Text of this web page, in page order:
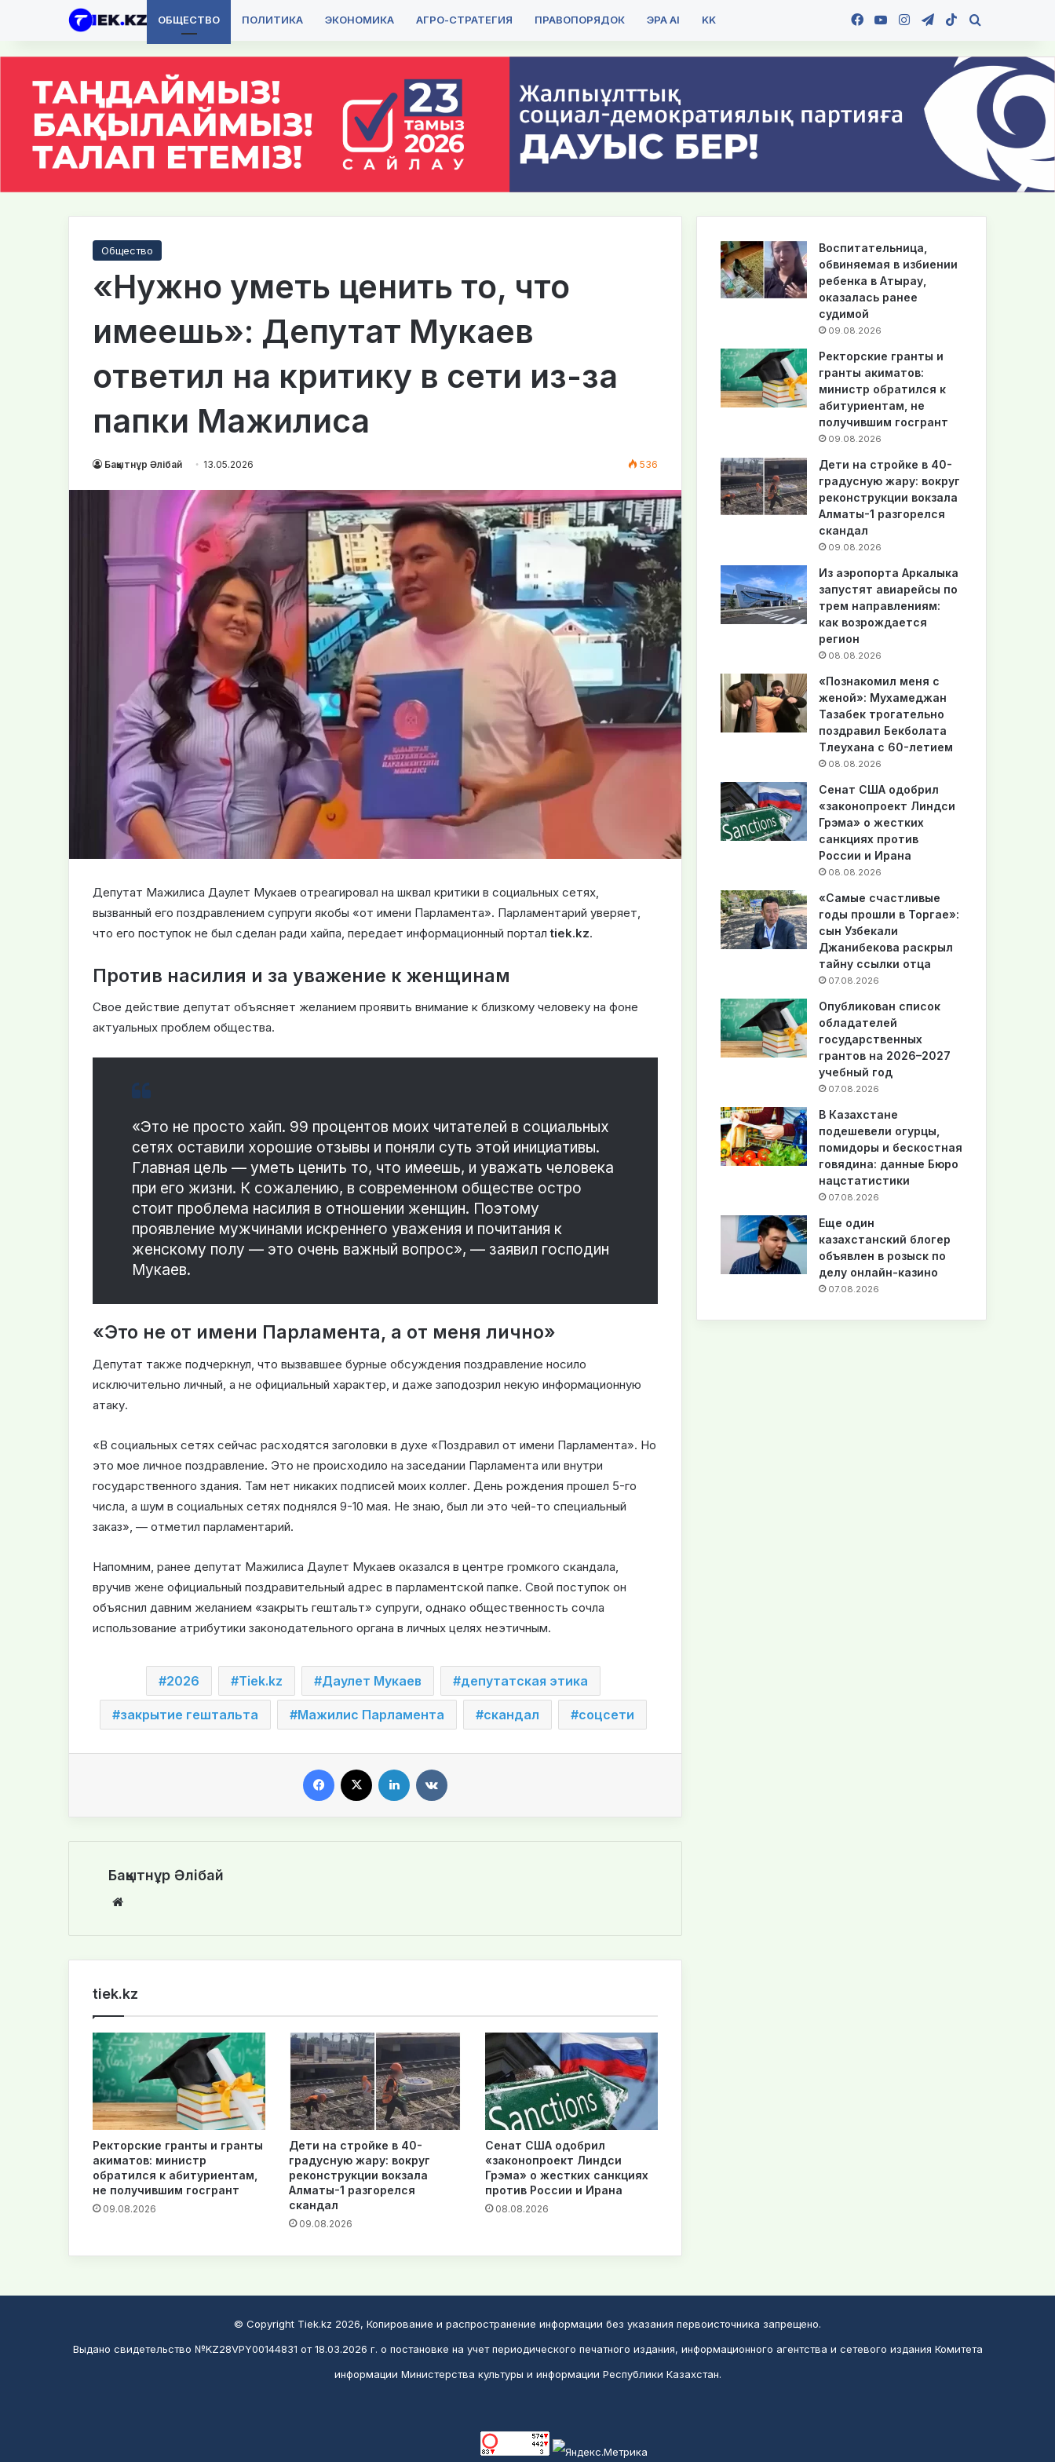
ОБЩЕСТВО ПОЛИТИКА ЭКОНОМИКА АГРО-СТРАТЕГИЯ ПРАВОПОРЯДОК ЭРА AI KK Facebook
YouTubeInstagramTelegram
TikTok
Общество
«Нужно уметь ценить то, что
имеешь»: Депутат Мукаев
ответил на критику в сети из-за
папки Мажилиса
Бақытнұр Әлібай 13.05.2026 536
Депутат Мажилиса Даулет Мукаев отреагировал на шквал критики в социальных сетях,
вызванный его поздравлением супруги якобы «от имени Парламента». Парламентарий уверяет,
что его поступок не был сделан ради хайпа, передает информационный порталtiek.kz.
Против насилия и за уважение к женщинам
Свое действие депутат объясняет желанием проявить внимание к близкому человеку на фоне
актуальных проблем общества.
«Это не просто хайп. 99 процентов моих читателей в социальных
сетях оставили хорошие отзывы и поняли суть этой инициативы.
Главная цель — уметь ценить то, что имеешь, и уважать человека
при его жизни. К сожалению, в современном обществе остро
стоит проблема насилия в отношении женщин. Поэтому
проявление мужчинами искреннего уважения и почитания к
женскому полу — это очень важный вопрос», — заявил господин
Мукаев.
«Это не от имени Парламента, а от меня лично»
Депутат также подчеркнул, что вызвавшее бурные обсуждения поздравление носило
исключительно личный, а не официальный характер, и даже заподозрил некую информационную
атаку.
«В социальных сетях сейчас расходятся заголовки в духе «Поздравил от имени Парламента». Но
это мое личное поздравление. Это не происходило на заседании Парламента или внутри
государственного здания. Там нет никаких подписей моих коллег. День рождения прошел 5-го
числа, а шум в социальных сетях поднялся 9-10 мая. Не знаю, был ли это чей-то специальный
заказ», — отметил парламентарий.
Напомним, ранее депутат Мажилиса Даулет Мукаев оказался в центре громкого скандала,
вручив жене официальный поздравительный адрес в парламентской папке. Свой поступок он
объяснил давним желанием «закрыть гештальт» супруги, однако общественность сочла
использование атрибутики законодательного органа в личных целях неэтичным.
2026 Tiek.kz Даулет Мукаев депутатская этика
закрытие гештальта Мажилис Парламента скандал соцсети
Бақытнұр Әлібай
te
tiek.kz
Ректорские гранты и гранты
акиматов: министр
обратился к абитуриентам,
не получившим госгрант
09.08.2026
Дети на стройке в 40-
градусную жару: вокруг
реконструкции вокзала
Алматы-1 разгорелся
скандал
09.08.2026
Сенат США одобрил
«законопроект Линдси
Грэма» о жестких санкциях
против России и Ирана
08.08.2026
Воспитательница,
обвиняемая в избиении
ребенка в Атырау,
оказалась ранее
судимой
09.08.2026
Ректорские гранты и
гранты акиматов:
министр обратился к
абитуриентам, не
получившим госгрант
09.08.2026
Дети на стройке в 40-
градусную жару: вокруг
реконструкции вокзала
Алматы-1 разгорелся
скандал
09.08.2026
Из аэропорта Аркалыка
запустят авиарейсы по
трем направлениям:
как возрождается
регион
08.08.2026
«Познакомил меня с
женой»: Мухамеджан
Тазабек трогательно
поздравил Бекболата
Тлеухана с 60-летием
08.08.2026
Сенат США одобрил
«законопроект Линдси
Грэма» о жестких
санкциях против
России и Ирана
08.08.2026
«Самые счастливые
годы прошли в Торгае»:
сын Узбекали
Джанибекова раскрыл
тайну ссылки отца
07.08.2026
Опубликован список
обладателей
государственных
грантов на 2026–2027
учебный год
07.08.2026
В Казахстане
подешевели огурцы,
помидоры и бескостная
говядина: данные Бюро
нацстатистики
07.08.2026
Еще один
казахстанский блогер
объявлен в розыск по
делу онлайн-казино
07.08.2026
© Copyright Tiek.kz 2026, Копирование и распространение информации без указания первоисточника запрещено.
Выдано свидетельство №KZ28VPY00144831 от 18.03.2026 г. о постановке на учет периодического печатного издания, информационного агентства и сетевого издания Комитета
информации Министерства культуры и информации Республики Казахстан.